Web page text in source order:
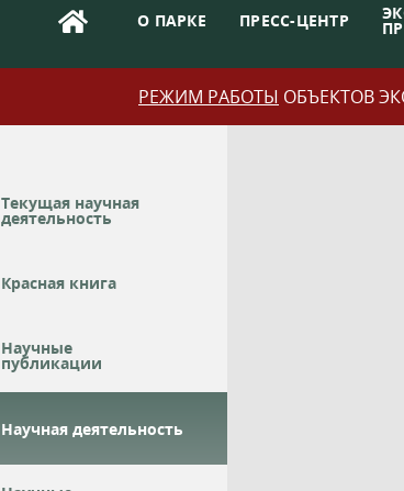
О ПАРКЕ ПРЕСС-ЦЕНТР
РЕЖИМ РАБОТЫ ОБЪЕКТОВ
Текущая научная
деятельность
Красная книга
Научные
публикации
Научная деятельность